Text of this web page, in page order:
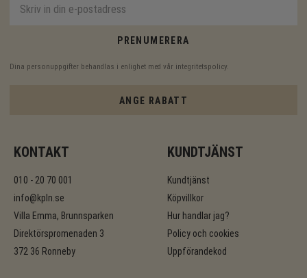
PRENUMERERA
Dina personuppgifter behandlas i enlighet med vår integritetspolicy
ANGE RABATT
KONTAKT
010 - 20 70 001
info@kpln.se
Villa Emma, Brunnsparken
Direktörspromenaden 3
372 36 Ronneby
KUNDTJÄNST
Kundtjänst
Köpvillkor
Hur handlar jag?
Policy och cookies
Uppförandekod